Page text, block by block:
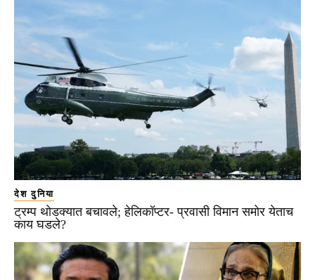
देश दुनिया
ट्रम्प थोडक्यात बचावले; हेलिकॉप्टर- प्रवासी विमान समोर येताच
काय घडले?